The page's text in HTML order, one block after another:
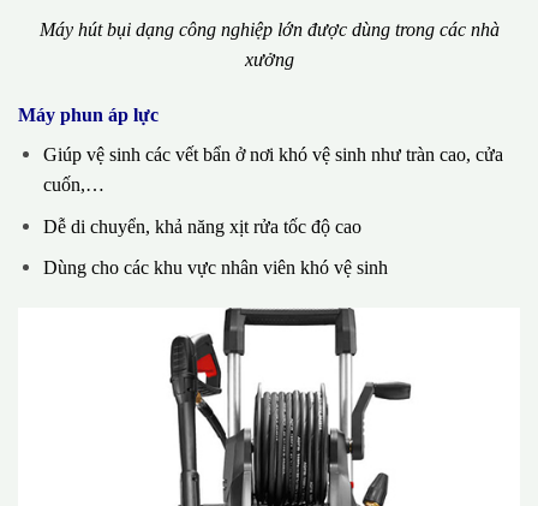
Máy hút bụi dạng công nghiệp lớn được dùng trong các nhà
xưởng
Máy phun áp lực
Giúp vệ sinh các vết bẩn ở nơi khó vệ sinh như tràn cao, cửa
cuốn,…
Dễ di chuyển, khả năng xịt rửa tốc độ cao
Dùng cho các khu vực nhân viên khó vệ sinh